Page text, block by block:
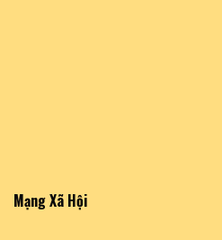
Mạng Xã Hội